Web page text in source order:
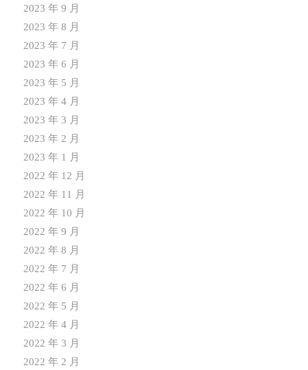
2023 年 9 月
2023 年 8 月
2023 年 7 月
2023 年 6 月
2023 年 5 月
2023 年 4 月
2023 年 3 月
2023 年 2 月
2023 年 1 月
2022 年 12 月
2022 年 11 月
2022 年 10 月
2022 年 9 月
2022 年 8 月
2022 年 7 月
2022 年 6 月
2022 年 5 月
2022 年 4 月
2022 年 3 月
2022 年 2 月